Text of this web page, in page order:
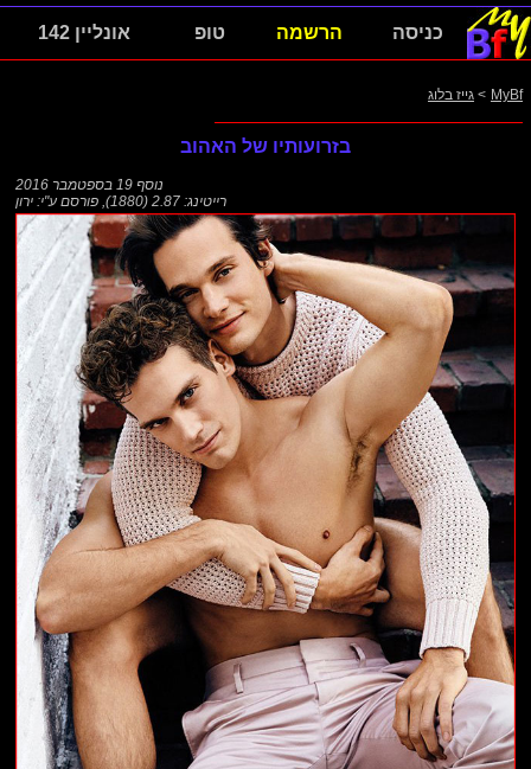
כניסה הרשמה טופ אונליין 142
MyBf
> גייז בלוג
בזרועותיו של האהוב
נוסף 19 בספטמבר 2016
רייטינג: 2.87 (1880)
, פורסם ע"י: ירון